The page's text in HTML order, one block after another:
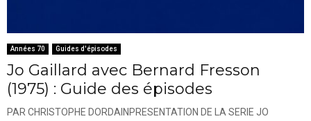
Années 70 Guides d'épisodes
Jo Gaillard avec Bernard Fresson
(1975) : Guide des épisodes
PAR CHRISTOPHE DORDAINPRESENTATION DE LA SERIE JO